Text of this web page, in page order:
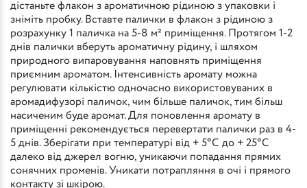
дістаньте флакон з ароматичною рідиною з упаковки і
зніміть пробку. Вставте палички в флакон з рідиною з
розрахунку 1 паличка на 5-8 м² приміщення. Протягом 1-2
днів палички вберуть ароматичну рідину, і шляхом
природного випаровування наповнять приміщення
приємним ароматом. Інтенсивність аромату можна
регулювати кількістю одночасно використовуваних в
аромадифузорі паличок, чим більше паличок, тим більш
насиченим буде аромат. Для поновлення аромату в
приміщенні рекомендується перевертати палички раз в 4-
5 днів. Зберігати при температурі від + 5°С до + 25°С
далеко від джерел вогню, уникаючи попадання прямих
сонячних променів. Уникати потрапляння в очі і прямого
контакту зі шкірою.